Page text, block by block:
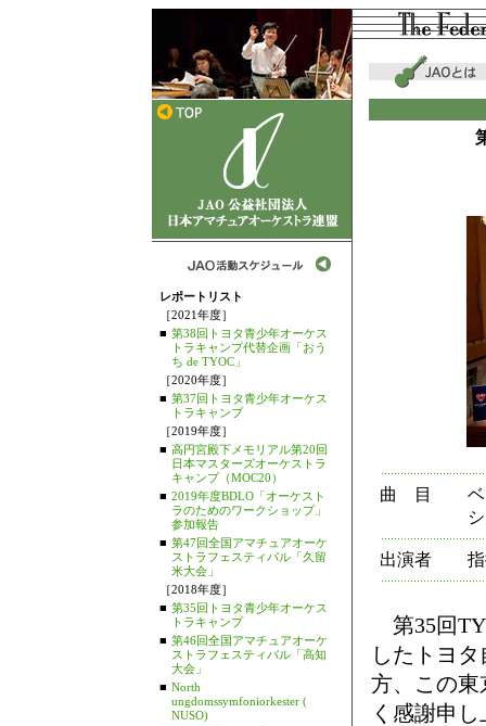
レポートリスト
［2021年度］
■ 第38回トヨタ青少年オーケス
トラキャンプ代替企画「おう
ち de TYOC」
［2020年度］
■ 第37回トヨタ青少年オーケス
トラキャンプ
［2019年度］
■ 高円宮殿下メモリアル第20回
日本マスターズオーケストラ
キャンプ（MOC20）
■ 2019年度BDLO「オーケスト
ラのためのワークショップ」
参加報告
■ 第47回全国アマチュアオーケ
ストラフェスティバル「久留
米大会」
［2018年度］
■ 第35回トヨタ青少年オーケス
トラキャンプ
■ 第46回全国アマチュアオーケ
ストラフェスティバル「高知
大会」
■ North
ungdomssymfoniorkester (
NUSO)
曲 目
出演者
第35回
したトヨ
方、この東
く感謝申